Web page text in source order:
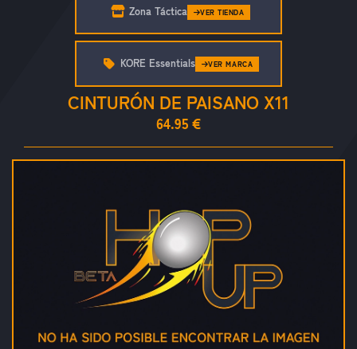
Zona Táctica VER TIENDA
CINTURÓN DE PAISANO X11
64.95 €
KORE Essentials VER MARCA